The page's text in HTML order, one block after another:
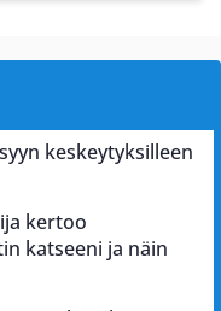
keskeytyksilleen
kertoo
katseeni ja näin